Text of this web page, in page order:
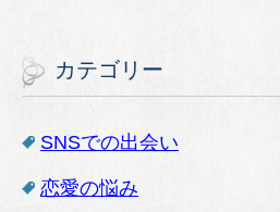
カテゴリー
SNSでの出会い
恋愛の悩み